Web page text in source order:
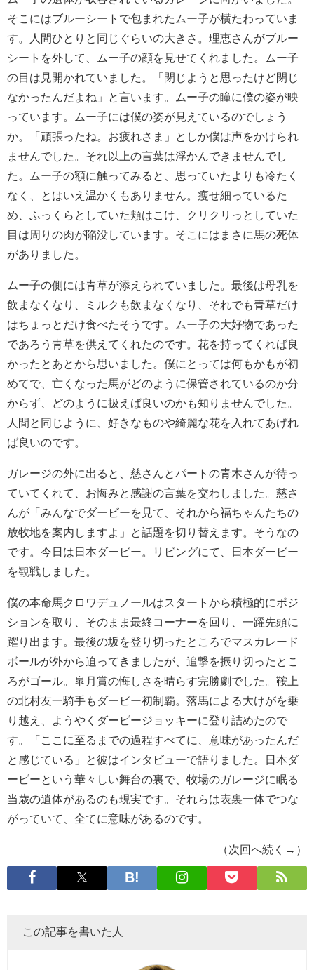
そこにはブルーシートで包まれたムー子が横たわっていま
す。人間ひとりと同じぐらいの大きさ。理恵さんがブルー
シートを外して、ムー子の顔を見せてくれました。ムー子
の目は見開かれていました。「閉じようと思ったけど閉じ
なかったんだよね」と言います。ムー子の瞳に僕の姿が映
っています。ムー子には僕の姿が見えているのでしょう
か。「頑張ったね。お疲れさま」としか僕は声をかけられ
ませんでした。それ以上の言葉は浮かんできませんでし
た。ムー子の額に触ってみると、思っていたよりも冷たく
なく、とはいえ温かくもありません。瘦せ細っているた
め、ふっくらとしていた頬はこけ、クリクリっとしていた
目は周りの肉が陥没しています。そこにはまさに馬の死体
がありました。
ムー子の側には青草が添えられていました。最後は母乳を
飲まなくなり、ミルクも飲まなくなり、それでも青草だけ
はちょっとだけ食べたそうです。ムー子の大好物であった
であろう青草を供えてくれたのです。花を持ってくれば良
かったとあとから思いました。僕にとっては何もかもが初
めてで、亡くなった馬がどのように保管されているのか分
からず、どのように扱えば良いのかも知りませんでした。
人間と同じように、好きなものや綺麗な花を入れてあげれ
ば良いのです。
ガレージの外に出ると、慈さんとパートの青木さんが待っ
ていてくれて、お悔みと感謝の言葉を交わしました。慈さ
んが「みんなでダービーを見て、それから福ちゃんたちの
放牧地を案内しますよ」と話題を切り替えます。そうなの
です。今日は日本ダービー。リビングにて、日本ダービー
を観戦しました。
僕の本命馬クロワデュノールはスタートから積極的にポジ
ションを取り、そのまま最終コーナーを回り、一躍先頭に
躍り出ます。最後の坂を登り切ったところでマスカレード
ボールが外から迫ってきましたが、追撃を振り切ったとこ
ろがゴール。皐月賞の悔しさを晴らす完勝劇でした。鞍上
の北村友一騎手もダービー初制覇。落馬による大けがを乗
り越え、ようやくダービージョッキーに登り詰めたので
す。「ここに至るまでの過程すべてに、意味があったんだ
と感じている」と彼はインタビューで語りました。日本ダ
ービーという華々しい舞台の裏で、牧場のガレージに眠る
当歳の遺体があるのも現実です。それらは表裏一体でつな
がっていて、全てに意味があるのです。
（次回へ続く→）
この記事を書いた人